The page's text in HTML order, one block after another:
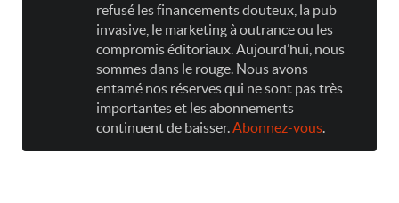
refusé les financements douteux, la pub
invasive, le marketing à outrance ou les
compromis éditoriaux. Aujourd’hui, nous
sommes dans le rouge. Nous avons
entamé nos réserves qui ne sont pas très
importantes et les abonnements
continuent de baisser.Abonnez-vous.